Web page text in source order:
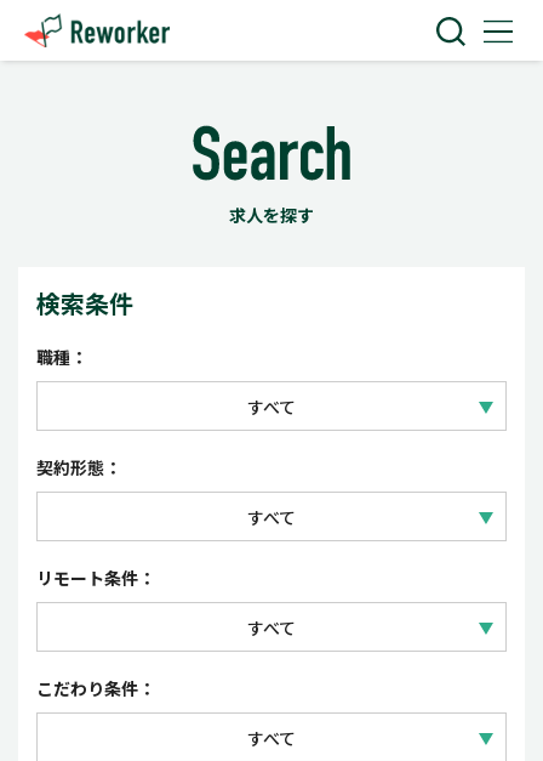
求人を探す
検索条件
職種：
すべて
Web・クリエイティブ
コーポレート・事務
契約形態：
すべて
契約社員
派遣社員・紹介予定派遣
リモート条件：
すべて
リモートワーク（一部出社）
こだわり条件：
すべて